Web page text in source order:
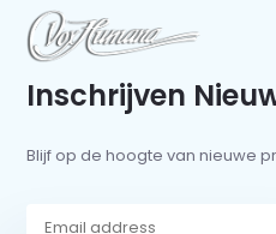
Inschrijven
Blijf op de hoogte van nieuwe